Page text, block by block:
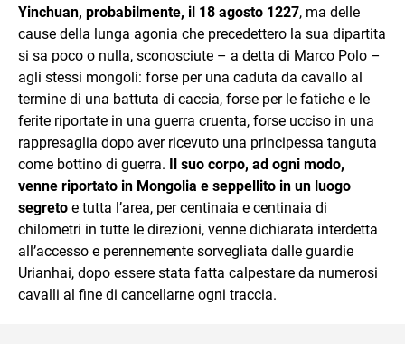
Yinchuan, probabilmente, il 18 agosto 1227, ma delle
cause della lunga agonia che precedettero la sua dipartita
si sa poco o nulla, sconosciute – a detta di Marco Polo –
agli stessi mongoli: forse per una caduta da cavallo al
termine di una battuta di caccia, forse per le fatiche e le
ferite riportate in una guerra cruenta, forse ucciso in una
rappresaglia dopo aver ricevuto una principessa tanguta
come bottino di guerra. Il suo corpo, ad ogni modo,
venne riportato in Mongolia e seppellito in un luogo
segreto e tutta l’area, per centinaia e centinaia di
chilometri in tutte le direzioni, venne dichiarata interdetta
all’accesso e perennemente sorvegliata dalle guardie
Urianhai, dopo essere stata fatta calpestare da numerosi
cavalli al fine di cancellarne ogni traccia.